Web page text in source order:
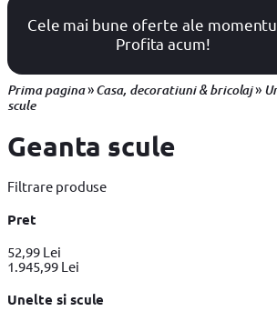
Cele mai bune oferte ale
Profita acum!
Prima pagina»Casa, decoratiuni & bricolaj»
scule
Geanta scule
Filtrare produse
Pret
52,99 Lei
1.945,99 Lei
Unelte si scule